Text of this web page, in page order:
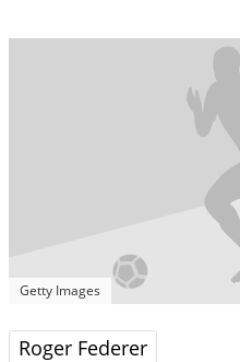
Getty Images
Roger Federer